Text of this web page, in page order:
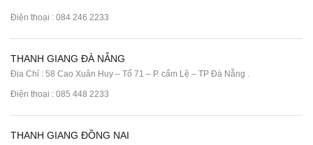
Điện thoại : 084 246 2233
THANH GIANG ĐÀ NẴNG
Địa Chỉ : 58 Cao Xuân Huy – Tổ 71 – P. cẩm Lệ – TP Đà Nẵng .
Điện thoại : 085 448 2233
THANH GIANG ĐỒNG NAI